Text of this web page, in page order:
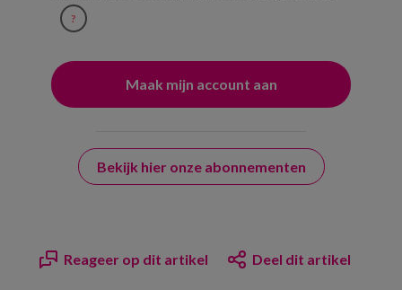
?
Bekijk hier onze abonnementen
Reageer op dit artikel Deel dit artikel